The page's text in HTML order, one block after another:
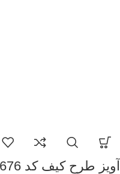
آویز طرح کیف کد 3676